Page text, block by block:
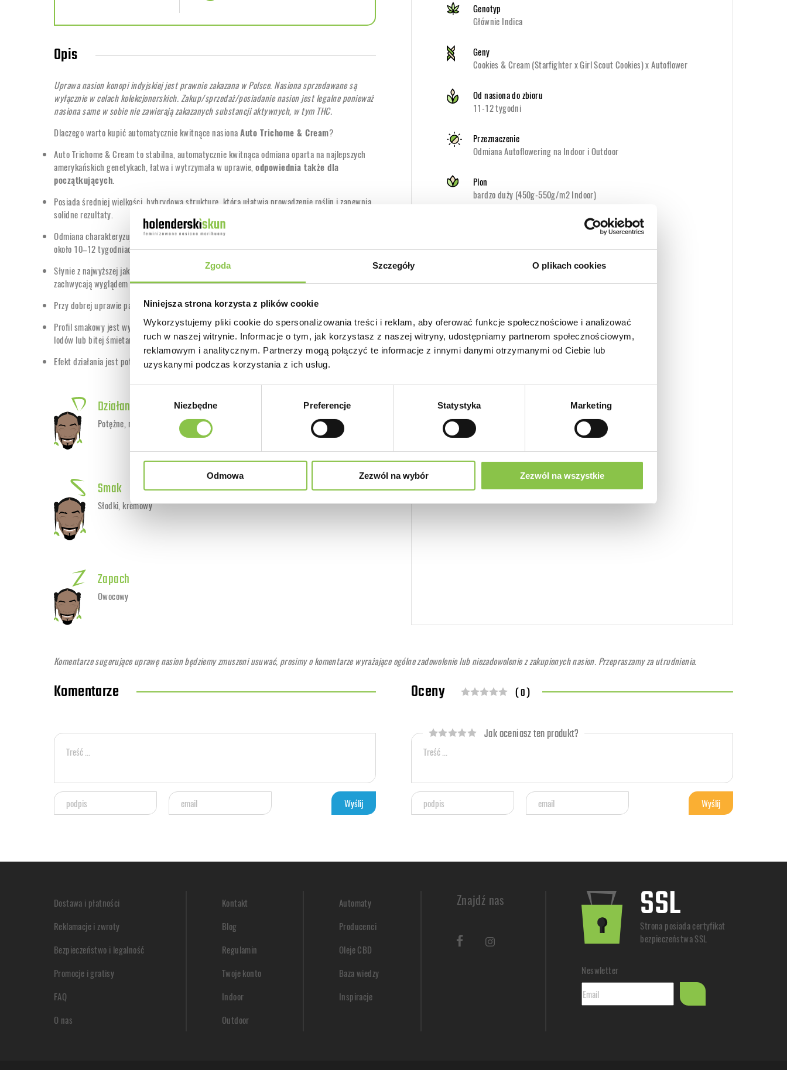
Zgoda Szczegóły O plikach cookies
Niniejsza strona korzysta z plików cookie
Wykorzystujemy pliki cookie do spersonalizowania treści i reklam, aby oferować funkcje społecznościowe i analizować
ruch w naszej witrynie. Informacje o tym, jak korzystasz z naszej witryny, udostępniamy partnerom społecznościowym,
reklamowym i analitycznym. Partnerzy mogą połączyć te informacje z innymi danymi otrzymanymi od Ciebie lub
uzyskanymi podczas korzystania z ich usług.
Niezbędne Preferencje Statystyka Marketing
Odmowa Zezwól na wybór Zezwól na wszystkie
Opis
Uprawa nasion konopi indyjskiej jest prawnie zakazana w Polsce. Nasiona sprzedawane są
wyłącznie w celach kolekcjonerskich. Zakup/sprzedaż/posiadanie nasion jest legalne ponieważ
nasiona same w sobie nie zawierają zakazanych substancji aktywnych, w tym THC.
Dlaczego warto kupić automatycznie kwitnące nasionaAuto Trichome & Cream?
Auto Trichome & Cream to stabilna, automatycznie kwitnąca odmiana oparta na najlepszych
amerykańskich genetykach, łatwa i wytrzymała w uprawie, odpowiednia także dla
początkujących.
Posiada średniej wielkości, hybrydową strukturę, która ułatwia prowadzenie roślin i zapewnia
solidne rezultaty.
Odmiana charakteryzuje się stosunkowo krótkim cyklem wzrostu i jest gotowa do zbiorów po
około 10–12 tygodniach od wykiełkowania.
Słynie z najwyższej jakości pąków pokrytych
bardzo grubą warstwą trichomów
zachwycają wyglądem i mocą.
Przy dobrej uprawie pąki mogą osiągać zawartość THC na poziomie około 20%.
Profil smakowy jest wyjątkowy –słodki, kremowy i ciastowaty , często porównywany do
lodów lub bitej śmietany.
Efekt działania jest potężny, a jednocześnie przyjemnie relaksujący.
Działanie
Potężne, relaksujące
Smak
Słodki, kremowy
Zapach
Owocowy
Genotyp
Głównie Indica
Geny
Cookies & Cream (Starfighter x Girl Scout Cookies) x Autoflower
Od nasiona do zbioru
11-12 tygodni
Przeznaczenie
Odmiana Autoflowering na Indoor i Outdoor
Plon
bardzo duży (450g-550g/m2 Indoor)
Zawartość kannabinoidów THC, CBD...
THC 20%
Nie
Nasiona marihuany Feminizowane
Komentarze sugerujące uprawę nasion będziemy zmuszeni usuwać, prosimy o komentarze wyrażające ogólne zadowolenie lub niezadowolenie z zakupionych nasion. Przepraszamy za utrudnienia.
Komentarze Oceny ( 0 )
Jak oceniasz ten produkt?
Dostawa i płatności
Reklamacje i zwroty
Bezpieczeństwo i legalność
Promocje i gratisy
FAQ
O nas
Kontakt
Blog
Regulamin
Twoje konto
Indoor
Outdoor
Automaty
Producenci
Oleje CBD
Baza wiedzy
Inspiracje
Znajdź nas SSL
Strona posiada certyfikat
bezpieczeństwa SSL
Neswletter